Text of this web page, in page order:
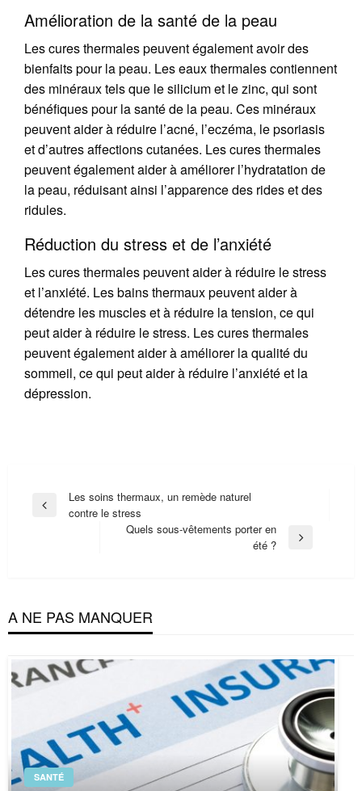
Amélioration de la santé de la peau
Les cures thermales peuvent également avoir des
bienfaits pour la peau. Les eaux thermales contiennent
des minéraux tels que le silicium et le zinc, qui sont
bénéfiques pour la santé de la peau. Ces minéraux
peuvent aider à réduire l’acné, l’eczéma, le psoriasis
et d’autres affections cutanées. Les cures thermales
peuvent également aider à améliorer l’hydratation de
la peau, réduisant ainsi l’apparence des rides et des
ridules.
Réduction du stress et de l’anxiété
Les cures thermales peuvent aider à réduire le stress
et l’anxiété. Les bains thermaux peuvent aider à
détendre les muscles et à réduire la tension, ce qui
peut aider à réduire le stress. Les cures thermales
peuvent également aider à améliorer la qualité du
sommeil, ce qui peut aider à réduire l’anxiété et la
dépression.
Navigation
Previous
Les soins thermaux, un remède naturel
contre le stress
Quels sous-vêtements porter en
été ?
A NE PAS MANQUER
SANTÉ